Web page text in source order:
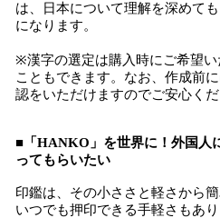
は、日本について理解を深めて
になります。
※漢字の選定は購入時にご希望
こともできます。なお、作成前
認をいただけますのでご安心くだ
■「HANKO」を世界に！外国人
ってもらいたい
印鑑は、その小ささと軽さから
いつでも押印できる手軽さもあ